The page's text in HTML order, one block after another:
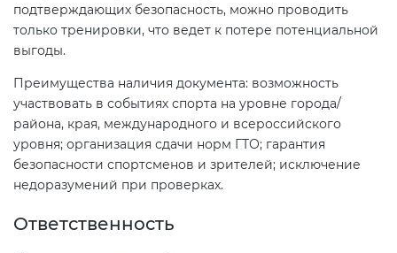
подтверждающих безопасность, можно проводить
только тренировки, что ведет к потере потенциальной
выгоды.
Преимущества наличия документа: возможность
участвовать в событиях спорта на уровне города/
района, края, международного и всероссийского
уровня; организация сдачи норм ГТО; гарантия
безопасности спортсменов и зрителей; исключение
недоразумений при проверках.
Ответственность